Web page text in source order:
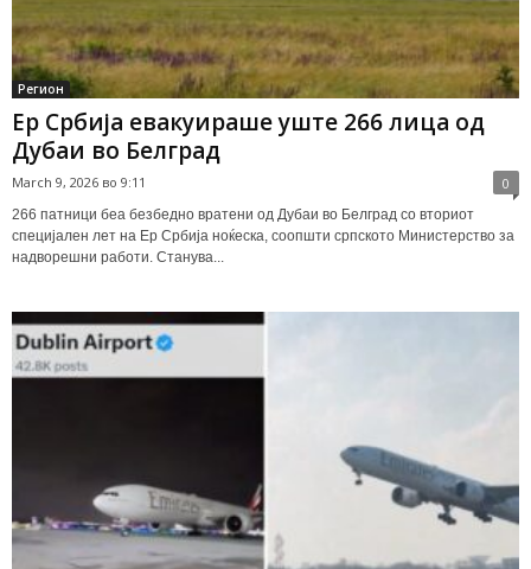
Регион
Ер Србија евакуираше уште 266 лица од
Дубаи во Белград
March 9, 2026 во 9:11 0
266 патници беа безбедно вратени од Дубаи во Белград со вториот
специјален лет на Ер Србија ноќеска, соопшти српското Министерство за
надворешни работи. Станува...